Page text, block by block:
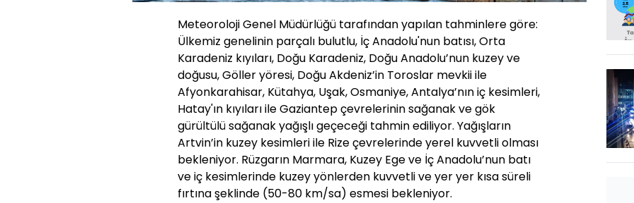
Meteoroloji Genel Müdürlüğü tarafından yapılan tahminlere göre:
Ülkemiz genelinin parçalı bulutlu, İç Anadolu'nun batısı, Orta
Karadeniz kıyıları, Doğu Karadeniz, Doğu Anadolu’nun kuzey ve
doğusu, Göller yöresi, Doğu Akdeniz’in Toroslar mevkii ile
Afyonkarahisar, Kütahya, Uşak, Osmaniye, Antalya’nın iç kesimleri,
Hatay'ın kıyıları ile Gaziantep çevrelerinin sağanak ve gök
gürültülü sağanak yağışlı geçeceği tahmin ediliyor. Yağışların
Artvin’in kuzey kesimleri ile Rize çevrelerinde yerel kuvvetli olması
bekleniyor. Rüzgarın Marmara, Kuzey Ege ve İç Anadolu’nun batı
ve iç kesimlerinde kuzey yönlerden kuvvetli ve yer yer kısa süreli
fırtına şeklinde (50-80 km/sa) esmesi bekleniyor.